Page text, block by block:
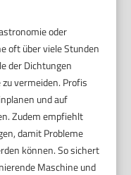
oder
oft über viele Stunden
der Dichtungen
vermeiden. Profis
und auf
Zudem empfiehlt
damit Probleme
können. So sichert
Maschine und